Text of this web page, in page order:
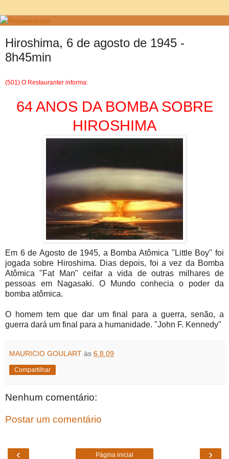
Hiroshima, 6 de agosto de 1945 -
8h45min
(501) O Restauranter informa:
64 ANOS DA BOMBA SOBRE
HIROSHIMA
Em 6 de Agosto de 1945, a Bomba Atômica "Little Boy" foi
jogada sobre Hiroshima. Dias depois, foi a vez da Bomba
Atômica "Fat Man" ceifar a vida de outras milhares de
pessoas em Nagasaki. O Mundo conhecia o poder da
bomba atômica.
.
O homem tem que dar um final para a guerra, senão, a
guerra dará um final para a humanidade. "John F. Kennedy"
MAURICIO GOULART às 6.8.09
Compartilhar
Nenhum comentário:
Postar um comentário
‹ ›
Página inicial